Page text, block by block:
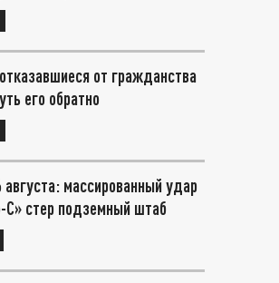
от гражданства
его обратно
массированный удар
С» стер подземный штаб